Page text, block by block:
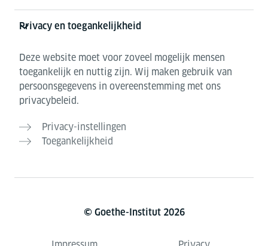
Privacy en toegankelijkheid
Deze website moet voor zoveel mogelijk mensen
toegankelijk en nuttig zijn. Wij maken gebruik van
persoonsgegevens in overeenstemming met ons
privacybeleid.
Privacy-instellingen
Toegankelijkheid
© Goethe-Institut 2026